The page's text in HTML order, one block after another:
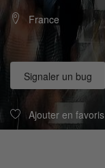
France
Signaler un bug
Ajouter en favoris